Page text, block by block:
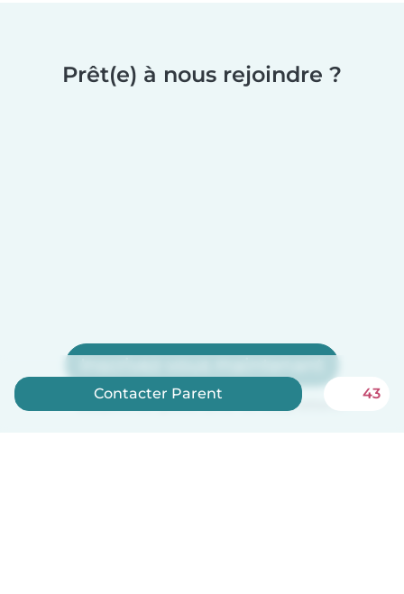
Prêt(e) à nous rejoindre ?
Babysits est gratuit pour les baby-sitters !
Contacter Parent 43